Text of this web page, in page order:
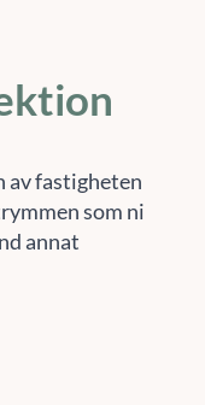
av fastigheten
som ni
annat